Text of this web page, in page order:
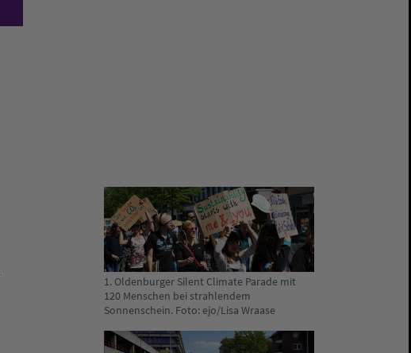
1. Oldenburger Silent Climate Parade mit
120 Menschen bei strahlendem
Sonnenschein. Foto: ejo/Lisa Wraase